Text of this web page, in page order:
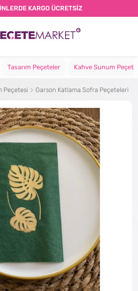
KARGO ÜCRETSİZ
Tasarım Peçeteler Kahve Sunum
Peçetesi Garson Katlama Sofra Peçeteleri